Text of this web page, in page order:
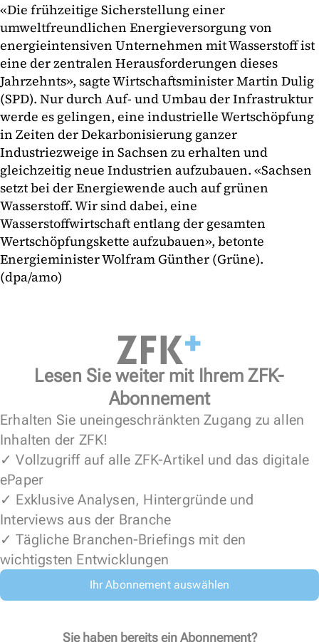
«Die frühzeitige Sicherstellung einer
umweltfreundlichen Energieversorgung von
energieintensiven Unternehmen mit Wasserstoff ist
eine der zentralen Herausforderungen dieses
Jahrzehnts», sagte Wirtschaftsminister Martin Dulig
(SPD). Nur durch Auf- und Umbau der Infrastruktur
werde es gelingen, eine industrielle Wertschöpfung
in Zeiten der Dekarbonisierung ganzer
Industriezweige in Sachsen zu erhalten und
gleichzeitig neue Industrien aufzubauen. «Sachsen
setzt bei der Energiewende auch auf grünen
Wasserstoff. Wir sind dabei, eine
Wasserstoffwirtschaft entlang der gesamten
Wertschöpfungskette aufzubauen», betonte
Energieminister Wolfram Günther (Grüne).
(dpa/amo)
Lesen Sie weiter mit Ihrem ZFK-
Abonnement
Erhalten Sie uneingeschränkten Zugang zu allen
Inhalten der ZFK!
✓ Vollzugriff auf alle ZFK-Artikel und das digitale
ePaper
✓ Exklusive Analysen, Hintergründe und
Interviews aus der Branche
✓ Tägliche Branchen-Briefings mit den
wichtigsten Entwicklungen
Ihr Abonnement auswählen
Sie haben bereits ein Abonnement?